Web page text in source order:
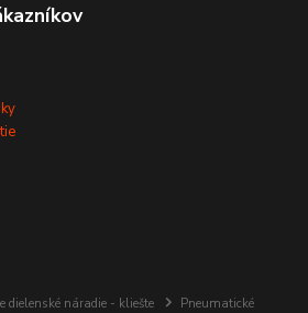
dielenské náradie - kliešte
Pneumatické